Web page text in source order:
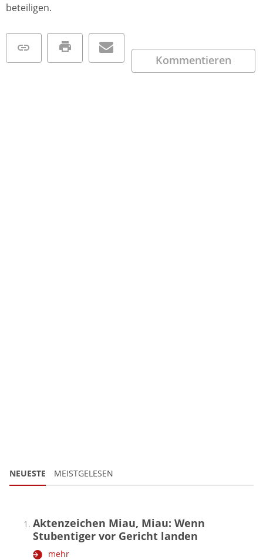
beteiligen.
Kommentieren
NEUESTE MEISTGELESEN
Aktenzeichen Miau, Miau: Wenn
Stubentiger vor Gericht landen
mehr